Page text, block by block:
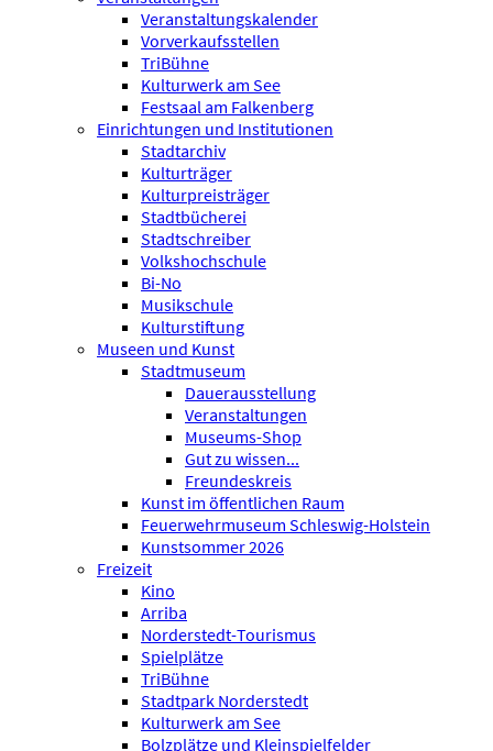
Veranstaltungskalender
Vorverkaufsstellen
TriBühne
Kulturwerk am See
Festsaal am Falkenberg
Einrichtungen und Institutionen
Stadtarchiv
Kulturträger
Kulturpreisträger
Stadtbücherei
Stadtschreiber
Volkshochschule
Bi-No
Musikschule
Kulturstiftung
Museen und Kunst
Stadtmuseum
Dauerausstellung
Veranstaltungen
Museums-Shop
Gut zu wissen...
Freundeskreis
Kunst im öffentlichen Raum
Feuerwehrmuseum Schleswig-Holstein
Kunstsommer 2026
Freizeit
Kino
Arriba
Norderstedt-Tourismus
Spielplätze
TriBühne
Stadtpark Norderstedt
Kulturwerk am See
Bolzplätze und Kleinspielfelder